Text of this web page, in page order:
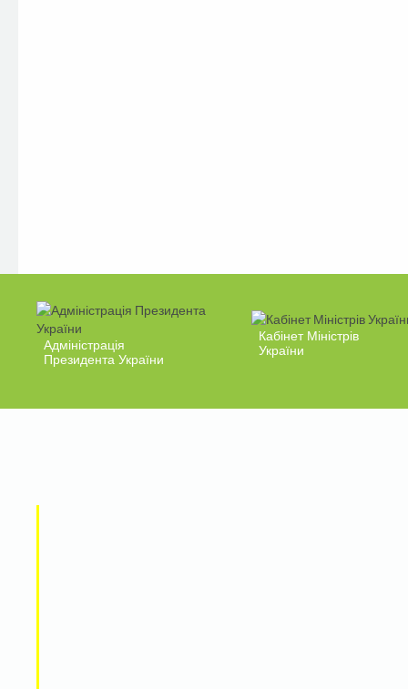
Адміністрація
Президента України
Кабінет Міністрів
України